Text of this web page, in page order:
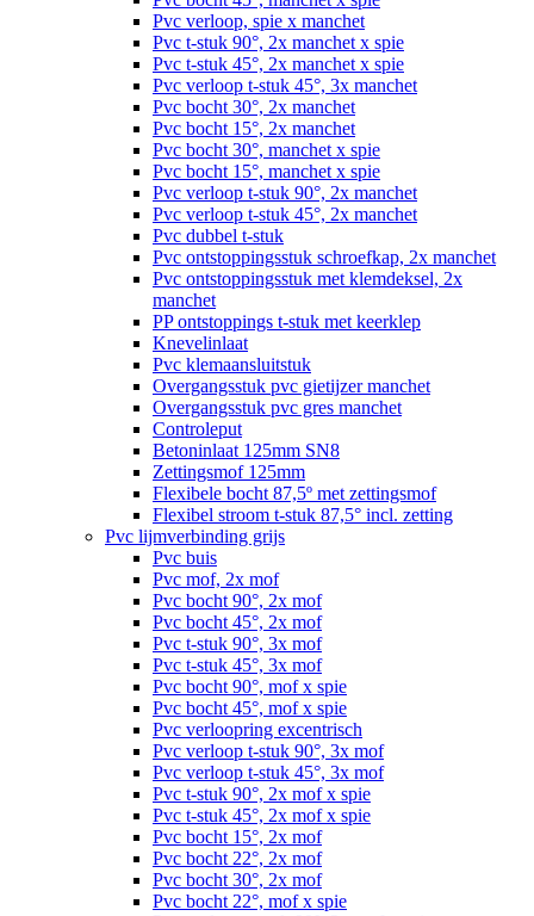
Pvc verloop, spie x manchet
Pvc t-stuk 90°, 2x manchet x spie
Pvc t-stuk 45°, 2x manchet x spie
Pvc verloop t-stuk 45°, 3x manchet
Pvc bocht 30°, 2x manchet
Pvc bocht 15°, 2x manchet
Pvc bocht 30°, manchet x spie
Pvc bocht 15°, manchet x spie
Pvc verloop t-stuk 90°, 2x manchet
Pvc verloop t-stuk 45°, 2x manchet
Pvc dubbel t-stuk
Pvc ontstoppingsstuk schroefkap, 2x manchet
Pvc ontstoppingsstuk met klemdeksel, 2x
manchet
PP ontstoppings t-stuk met keerklep
Knevelinlaat
Pvc klemaansluitstuk
Overgangsstuk pvc gietijzer manchet
Overgangsstuk pvc gres manchet
Controleput
Betoninlaat 125mm SN8
Zettingsmof 125mm
Flexibele bocht 87,5º met zettingsmof
Flexibel stroom t-stuk 87,5° incl. zetting
Pvc lijmverbinding grijs
Pvc buis
Pvc mof, 2x mof
Pvc bocht 90°, 2x mof
Pvc bocht 45°, 2x mof
Pvc t-stuk 90°, 3x mof
Pvc t-stuk 45°, 3x mof
Pvc bocht 90°, mof x spie
Pvc bocht 45°, mof x spie
Pvc verloopring excentrisch
Pvc verloop t-stuk 90°, 3x mof
Pvc verloop t-stuk 45°, 3x mof
Pvc t-stuk 90°, 2x mof x spie
Pvc t-stuk 45°, 2x mof x spie
Pvc bocht 15°, 2x mof
Pvc bocht 22°, 2x mof
Pvc bocht 30°, 2x mof
Pvc bocht 22°, mof x spie